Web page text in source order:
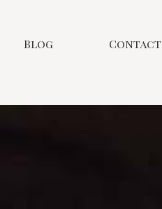
Blog Contact